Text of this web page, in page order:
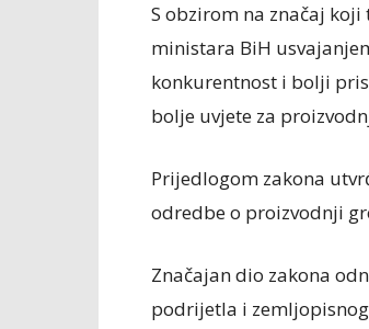
S obzirom na značaj
ministara BiH
konkurentnost i bolji
bolje uvjete za
Prijedlogom zakona
odredbe o proizvodnji
Značajan dio zakona
podrijetla i